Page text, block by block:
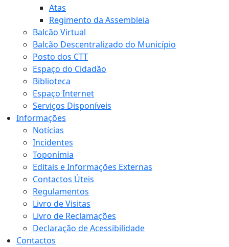
Atas
Regimento da Assembleia
Balcão Virtual
Balcão Descentralizado do Município
Posto dos CTT
Espaço do Cidadão
Biblioteca
Espaço Internet
Serviços Disponíveis
Informações
Notícias
Incidentes
Toponímia
Editais e Informações Externas
Contactos Úteis
Regulamentos
Livro de Visitas
Livro de Reclamações
Declaração de Acessibilidade
Contactos